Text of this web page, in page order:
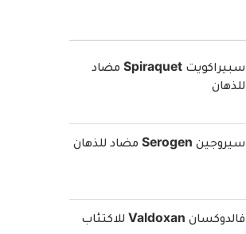
سبيراكويت Spiraquet مضاد
للذهان
سيروجين Serogen مضاد للذهان
فالدوكسان Valdoxan للاكتئاب